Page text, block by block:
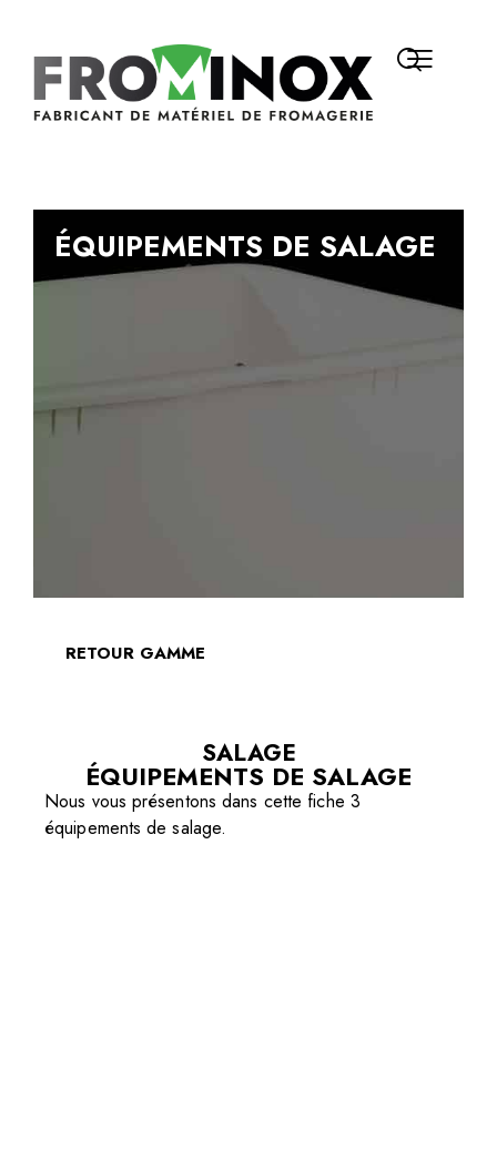
ÉQUIPEMENTS DE SALAGE
RETOUR GAMME
SALAGE
ÉQUIPEMENTS DE SALAGE
Nous vous présentons dans cette fiche 3
équipements de salage.